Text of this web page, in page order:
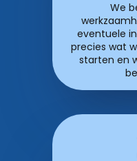
We
eventuele
precies wat
starten en